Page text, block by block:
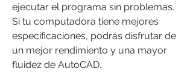
ejecutar el programa sin problemas.
Si tu computadora tiene mejores
especificaciones, podrás disfrutar de
un mejor rendimiento y una mayor
fluidez de AutoCAD.